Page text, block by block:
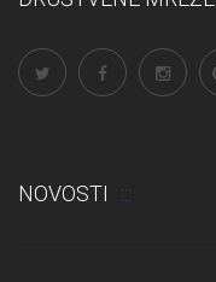
NOVOSTI